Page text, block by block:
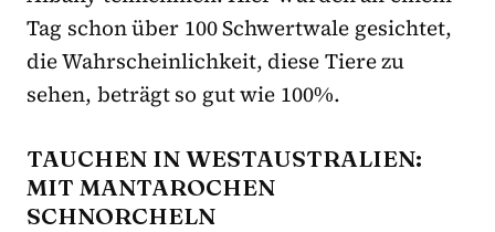
Tag schon über 100 Schwertwale gesichtet,
die Wahrscheinlichkeit, diese Tiere zu
sehen, beträgt so gut wie 100%.
TAUCHEN IN WESTAUSTRALIEN:
MIT MANTAROCHEN
SCHNORCHELN